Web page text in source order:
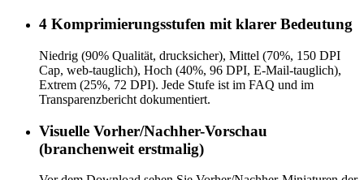
4 Komprimierungsstufen mit klarer Bedeutung
Niedrig (90% Qualität, drucksicher), Mittel (70%, 150 DPI
Cap, web-tauglich), Hoch (40%, 96 DPI, E-Mail-tauglich),
Extrem (25%, 72 DPI). Jede Stufe ist im FAQ und im
Transparenzbericht dokumentiert.
Visuelle Vorher/Nachher-Vorschau
(branchenweit erstmalig)